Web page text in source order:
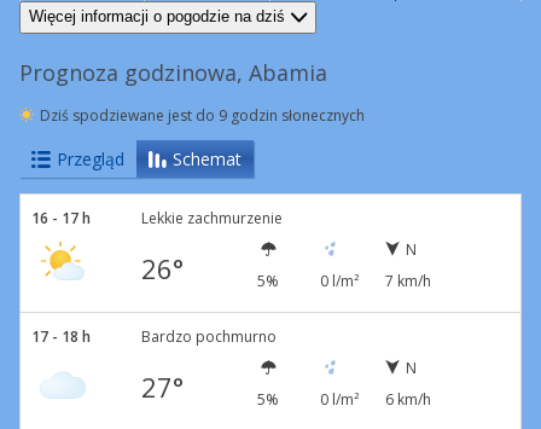
N
6 km/h N
4 km/h
Więcej informacji o pogodzie na dziś
Prognoza godzinowa, Abamia
Dziś spodziewane jest do 9 godzin słonecznych
Przegląd Schemat
16 - 17 h Lekkie zachmurzenie
26° 5% 0 l/m²
N
7 km/h
17 - 18 h Bardzo pochmurno
27° 5% 0 l/m²
N
6 km/h